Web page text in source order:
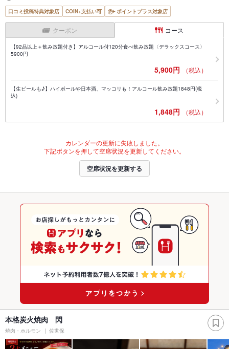
口コミ投稿特典対象店 COIN+支払い可 ポイントプラス対象店
クーポン コース
【92品以上＋飲み放題付き】アルコール付120分食べ飲み放題〈デラックスコース〉
5900円
5,900円 （税込）
【生ビールも♪】ハイボールや日本酒、マッコリも！アルコール飲み放題1848円(税
込)
1,848円 （税込）
カレンダーの更新に失敗しました。
下記ボタンを押して空席状況を更新してください。
空席状況を更新する
本格炭火焼肉 閃
焼肉・ホルモン 佐世保